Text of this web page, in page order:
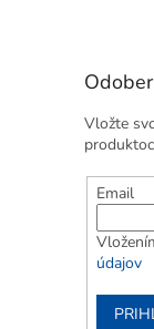
Vložte
Email
údajov